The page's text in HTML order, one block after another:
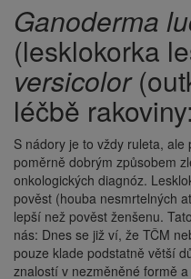
Ganoderma
(lesklokorka
versicolor
léčbě rakoviny:
S nádory je to vždy ruleta, ale
poměrně dobrým způsobem
onkologických diagnóz.
pověst (houba nesmrtelných
lepší než pověst ženšenu.
nás: Dnes se již ví, že TČM
pouze klade podstatně větší
znalostí v nezměněné formě